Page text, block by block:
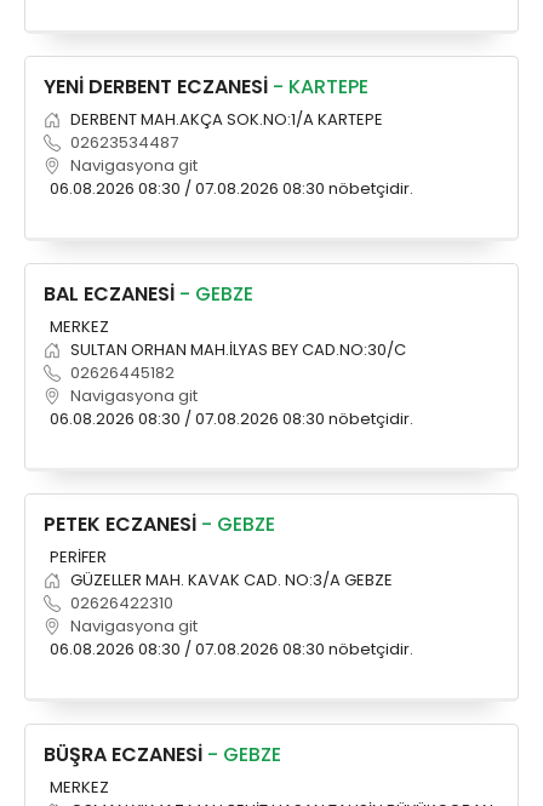
YENİ DERBENT ECZANESİ - KARTEPE
DERBENT MAH.AKÇA SOK.NO:1/A KARTEPE
02623534487
Navigasyona git
06.08.2026 08:30 / 07.08.2026 08:30 nöbetçidir.
BAL ECZANESİ - GEBZE
MERKEZ
SULTAN ORHAN MAH.İLYAS BEY CAD.NO:30/C
02626445182
Navigasyona git
06.08.2026 08:30 / 07.08.2026 08:30 nöbetçidir.
PETEK ECZANESİ - GEBZE
PERİFER
GÜZELLER MAH. KAVAK CAD. NO:3/A GEBZE
02626422310
Navigasyona git
06.08.2026 08:30 / 07.08.2026 08:30 nöbetçidir.
BÜŞRA ECZANESİ - GEBZE
MERKEZ